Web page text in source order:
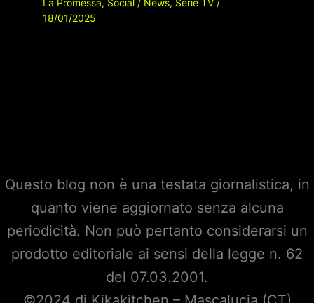
18/01/2025
Questo blog non è una testata giornalistica, in
quanto viene aggiornato senza alcuna
periodicità. Non può pertanto considerarsi un
prodotto editoriale ai sensi della legge n. 62
del 07.03.2001.